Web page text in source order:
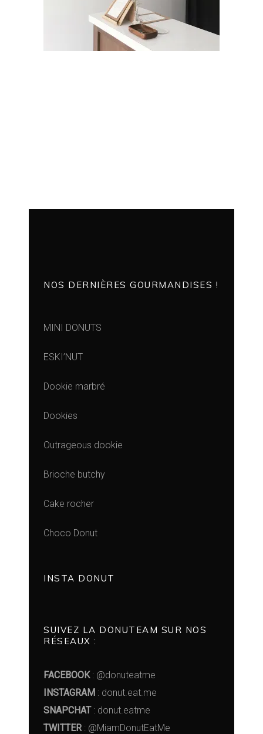
NOS DERNIÈRES GOURMANDISES !
MINI DONUTS
ESKI’NUT
Dookie marbré
Dookies
Outrageous dookie
Brioche butchy
Cake rocher
Choco Donut
INSTA DONUT
SUIVEZ LA DONUTEAM SUR NOS
RÉSEAUX :
FACEBOOK: @donuteatme
INSTAGRAM : donut.eat.me
SNAPCHAT: donut.eatme
TWITTER: @MiamDonutEatMe